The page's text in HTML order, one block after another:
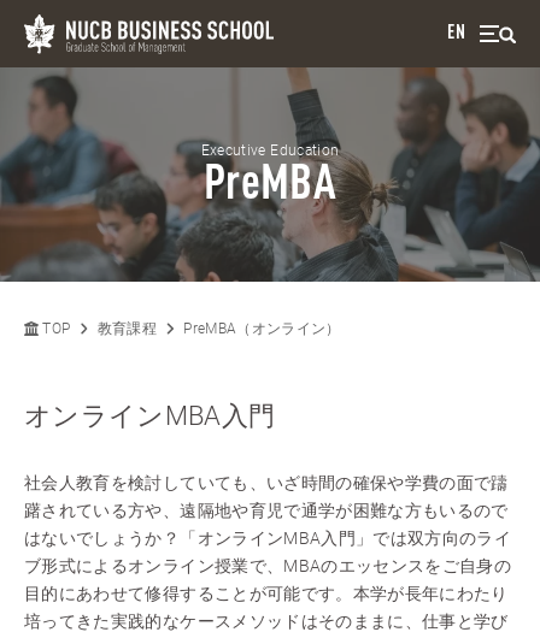
EN
Executive Education
PreMBA
TOP 教育課程 PreMBA（オンライン）
オンラインMBA入門
社会人教育を検討していても、いざ時間の確保や学費の面で躊
躇されている方や、遠隔地や育児で通学が困難な方もいるので
はないでしょうか？「オンラインMBA入門」では双方向のライ
ブ形式によるオンライン授業で、MBAのエッセンスをご自身の
目的にあわせて修得することが可能です。本学が長年にわたり
培ってきた実践的なケースメソッドはそのままに、仕事と学び